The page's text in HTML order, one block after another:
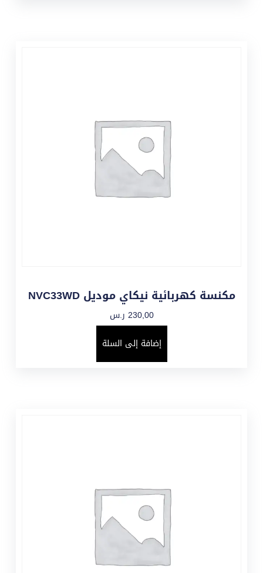
مكنسة كهربائية نيكاي موديل NVC33WD
230,00 ر.س
إضافة إلى السلة